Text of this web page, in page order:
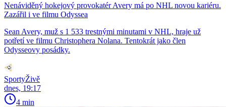
Nenáviděný hokejový provokatér Avery má po NHL novou kariéru.
Zazářil i ve filmu Odyssea
Sean Avery, muž s 1 533 trestnými minutami v NHL, hraje už
potřetí ve filmu Christophera Nolana. Tentokrát jako člen
Odysseovy posádky.
SportyŽivě
dnes, 19:17
4 min